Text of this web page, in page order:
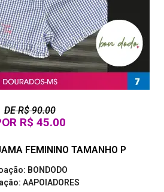
DE R$ 90.00
R$ 45.00
FEMININO TAMANHO P
BONDODO
AAPOIADORES